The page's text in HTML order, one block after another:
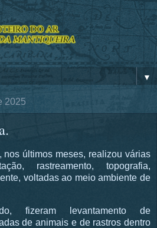
▼
2025
nos últimos meses, realizou várias
rastreamento, topografia,
voltadas ao meio ambiente de
fizeram levantamento de
de animais e de rastros dentro